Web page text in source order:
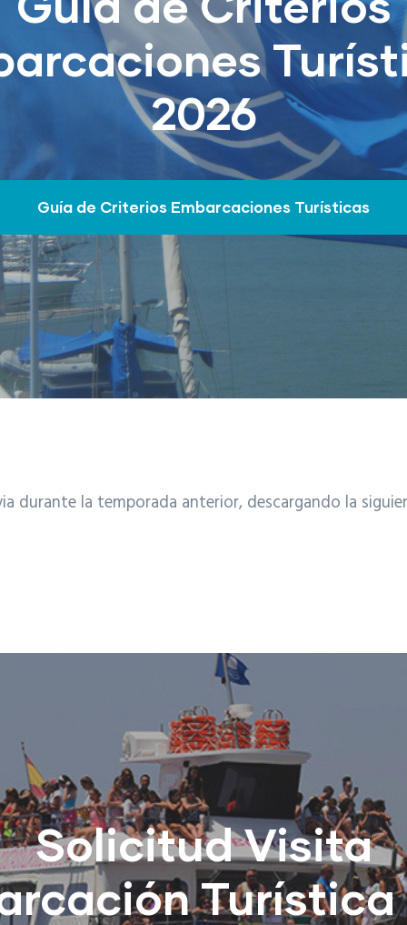
2026
Guía de Criterios Embarcaciones Turísticas
durante la temporada anterior, descargando la
Solicitud Visita
Turística